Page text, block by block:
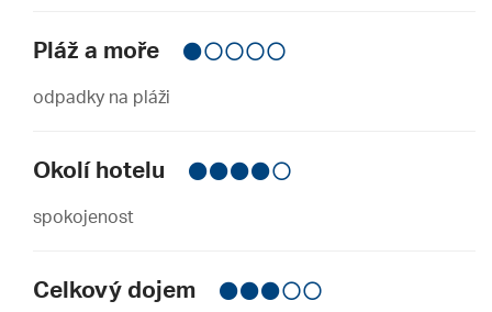
Pláž a moře
odpadky na pláži
Okolí hotelu
spokojenost
Celkový dojem